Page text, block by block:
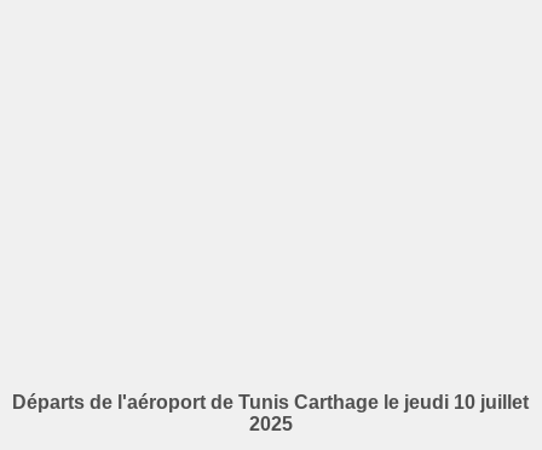
Départs de l'aéroport de Tunis Carthage le jeudi 10 juillet
2025